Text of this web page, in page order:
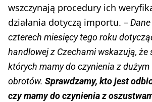
wszczynają procedury ich
działania dotyczą importu. –
czterech miesięcy tego roku
handlowej z Czechami wskazują, że
których mamy do czynienia z
obrotów. Sprawdzamy, kto jest
czy mamy do czynienia z